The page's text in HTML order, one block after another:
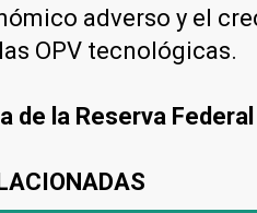
adverso y el
OPV tecnológicas.
de la Reserva